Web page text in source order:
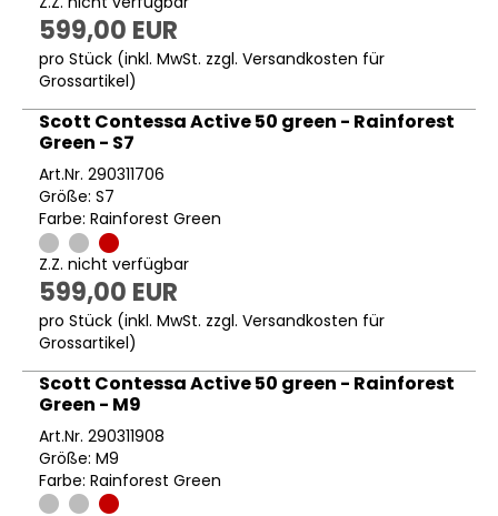
599,00 EUR
pro Stück (inkl. MwSt. zzgl. Versandkosten für
Grossartikel)
Scott Contessa Active 50 green - Rainforest
Green - S7
Art.Nr. 290311706
Größe: S7
Farbe: Rainforest Green
Z.Z. nicht verfügbar
599,00 EUR
pro Stück (inkl. MwSt. zzgl. Versandkosten für
Grossartikel)
Scott Contessa Active 50 green - Rainforest
Green - M9
Art.Nr. 290311908
Größe: M9
Farbe: Rainforest Green